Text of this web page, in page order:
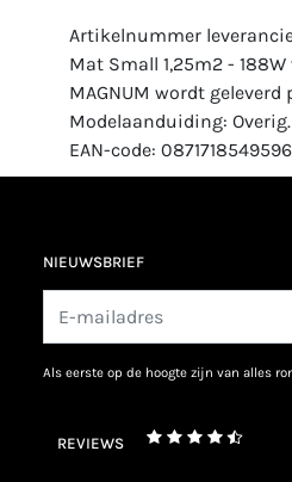
Artikelnummer
Mat Small 1,25m2 -
MAGNUM wordt geleverd
Modelaanduiding: Overig.
EAN-code:
NIEUWSBRIEF
als eerste op de hoogte zijn van alles
REVIEWS